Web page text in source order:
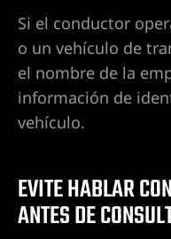
Si el conductor
o un vehículo de
el nombre de la
información de
vehículo.
EVITE HABLAR
ANTES DE